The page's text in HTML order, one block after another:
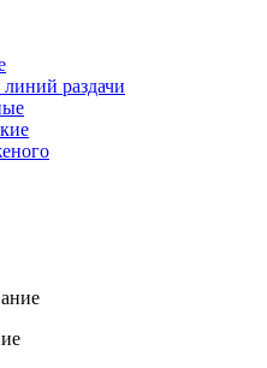
раздачи